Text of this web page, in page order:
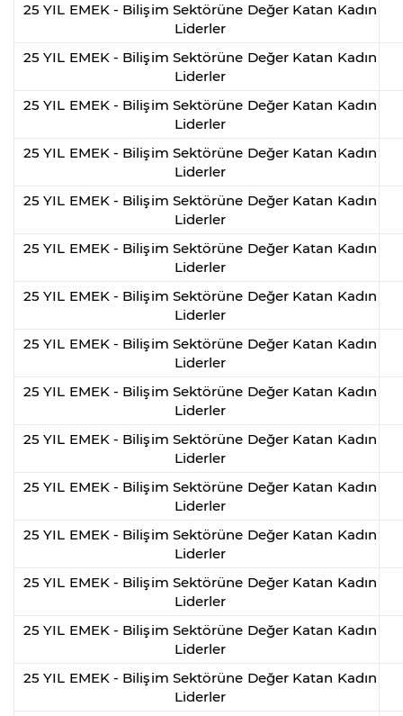
25 YIL EMEK - Bilişim Sektörüne Değer Katan Kadın
Liderler
25 YIL EMEK - Bilişim Sektörüne Değer Katan Kadın
Liderler
25 YIL EMEK - Bilişim Sektörüne Değer Katan Kadın
Liderler
25 YIL EMEK - Bilişim Sektörüne Değer Katan Kadın
Liderler
25 YIL EMEK - Bilişim Sektörüne Değer Katan Kadın
Liderler
25 YIL EMEK - Bilişim Sektörüne Değer Katan Kadın
Liderler
25 YIL EMEK - Bilişim Sektörüne Değer Katan Kadın
Liderler
25 YIL EMEK - Bilişim Sektörüne Değer Katan Kadın
Liderler
25 YIL EMEK - Bilişim Sektörüne Değer Katan Kadın
Liderler
25 YIL EMEK - Bilişim Sektörüne Değer Katan Kadın
Liderler
25 YIL EMEK - Bilişim Sektörüne Değer Katan Kadın
Liderler
25 YIL EMEK - Bilişim Sektörüne Değer Katan Kadın
Liderler
25 YIL EMEK - Bilişim Sektörüne Değer Katan Kadın
Liderler
25 YIL EMEK - Bilişim Sektörüne Değer Katan Kadın
Liderler
25 YIL EMEK - Bilişim Sektörüne Değer Katan Kadın
Liderler